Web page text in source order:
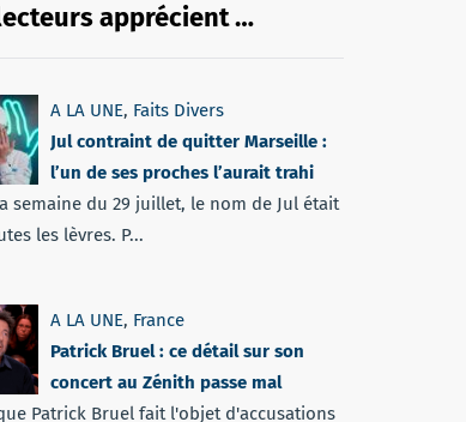
apprécient …
A LA UNE, Faits Divers
Jul contraint de quitter Marseille :
l’un de ses proches l’aurait trahi
semaine du 29 juillet, le nom de Jul était
les lèvres. P...
A LA UNE, France
Patrick Bruel : ce détail sur son
concert au Zénith passe mal
Patrick Bruel fait l'objet d'accusations